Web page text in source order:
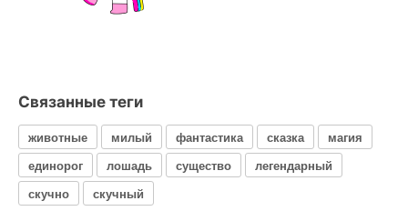
Связанные теги
животные милый фантастика сказка
магия
единорог
лошадь существо
легендарный
скучно
скучный